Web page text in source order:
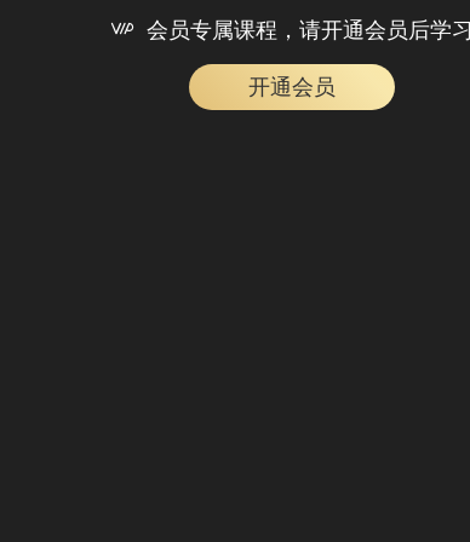
 会员专属课程，请开通会员后学习
开通会员